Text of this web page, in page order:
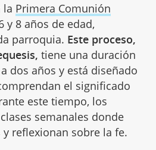
la Primera Comunión
y 8 años de edad,
parroquia. Este proceso,
tiene una duración
dos años y está diseñado
el significado
este tiempo, los
semanales donde
reflexionan sobre la fe.